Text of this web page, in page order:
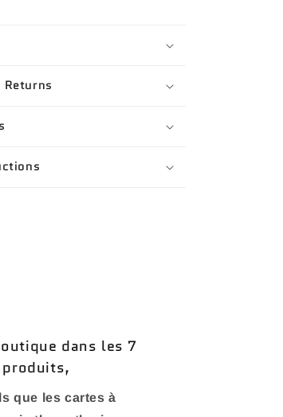
Returns
dans les 7
que les cartes à